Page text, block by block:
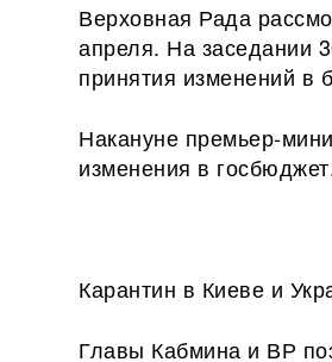
Верховная Рада
апреля. На заседании
принятия изменений в
Накануне премьер-
изменения в
Карантин в Киеве и
Главы Кабмина и ВР